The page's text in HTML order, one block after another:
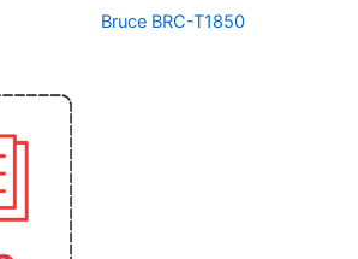
Bruce BRC-T1850